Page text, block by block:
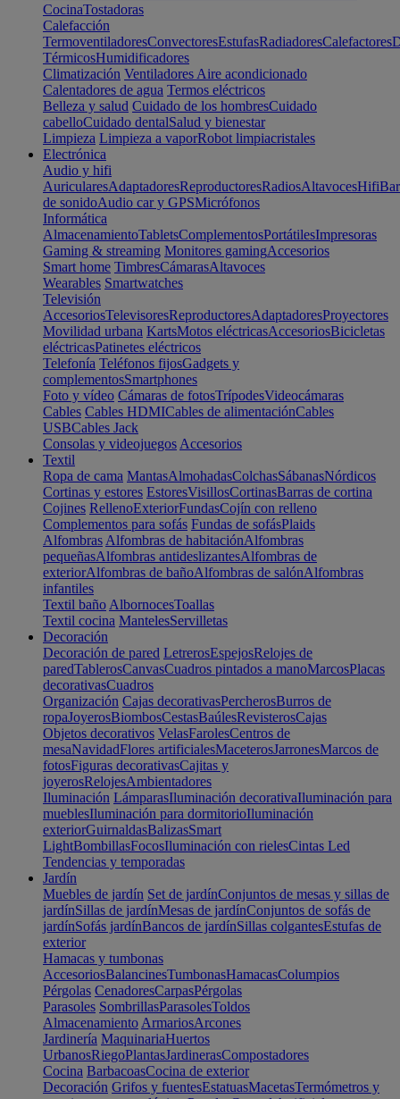
CocinaTostadoras
Calefacción
TermoventiladoresConvectoresEstufasRadiadoresCalefactores
TérmicosHumidificadores
Climatización Ventiladores Aire acondicionado
Calentadores de agua Termos eléctricos
Belleza y salud Cuidado de los hombresCuidado
cabelloCuidado dentalSalud y bienestar
Limpieza Limpieza a vaporRobot limpiacristales
Electrónica
Audio y hifi
AuricularesAdaptadoresReproductoresRadiosAltavocesHifi
de sonidoAudio car y GPSMicrófonos
Informática
AlmacenamientoTabletsComplementosPortátilesImpresoras
Gaming & streaming Monitores gamingAccesorios
Smart home TimbresCámarasAltavoces
Wearables Smartwatches
Televisión
AccesoriosTelevisoresReproductoresAdaptadoresProyectores
Movilidad urbana KartsMotos eléctricasAccesoriosBicicletas
eléctricasPatinetes eléctricos
Telefonía Teléfonos fijosGadgets y
complementosSmartphones
Foto y vídeo Cámaras de fotosTrípodesVideocámaras
Cables Cables HDMICables de alimentaciónCables
USBCables Jack
Consolas y videojuegos Accesorios
Textil
Ropa de cama MantasAlmohadasColchasSábanasNórdicos
Cortinas y estores EstoresVisillosCortinasBarras de cortina
Cojines RellenoExteriorFundasCojín con relleno
Complementos para sofás Fundas de sofásPlaids
Alfombras Alfombras de habitaciónAlfombras
pequeñasAlfombras antideslizantesAlfombras de
exteriorAlfombras de bañoAlfombras de salónAlfombras
infantiles
Textil baño AlbornocesToallas
Textil cocina MantelesServilletas
Decoración
Decoración de pared LetrerosEspejosRelojes de
paredTablerosCanvasCuadros pintados a manoMarcosPlacas
decorativasCuadros
Organización Cajas decorativasPercherosBurros de
ropaJoyerosBiombosCestasBaúlesRevisterosCajas
Objetos decorativos VelasFarolesCentros de
mesaNavidadFlores artificialesMaceterosJarronesMarcos de
fotosFiguras decorativasCajitas y
joyerosRelojesAmbientadores
Iluminación LámparasIluminación decorativaIluminación para
mueblesIluminación para dormitorioIluminación
exteriorGuirnaldasBalizasSmart
LightBombillasFocosIluminación con rielesCintas Led
Tendencias y temporadas
Jardín
Muebles de jardín Set de jardínConjuntos de mesas y sillas de
jardínSillas de jardínMesas de jardínConjuntos de sofás de
jardínSofás jardínBancos de jardínSillas colgantesEstufas de
exterior
Hamacas y tumbonas
AccesoriosBalancinesTumbonasHamacasColumpios
Pérgolas CenadoresCarpasPérgolas
Parasoles SombrillasParasolesToldos
Almacenamiento ArmariosArcones
Jardinería MaquinariaHuertos
UrbanosRiegoPlantasJardinerasCompostadores
Cocina BarbacoasCocina de exterior
Decoración Grifos y fuentesEstatuasMacetasTermómetros y